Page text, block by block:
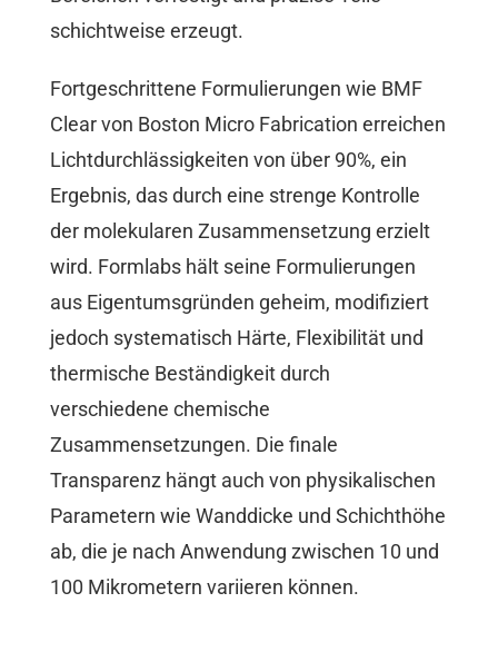
schichtweise erzeugt.
Fortgeschrittene Formulierungen wie BMF
Clear von Boston Micro Fabrication erreichen
Lichtdurchlässigkeiten von über 90%, ein
Ergebnis, das durch eine strenge Kontrolle
der molekularen Zusammensetzung erzielt
wird. Formlabs hält seine Formulierungen
aus Eigentumsgründen geheim, modifiziert
jedoch systematisch Härte, Flexibilität und
thermische Beständigkeit durch
verschiedene chemische
Zusammensetzungen. Die finale
Transparenz hängt auch von physikalischen
Parametern wie Wanddicke und Schichthöhe
ab, die je nach Anwendung zwischen 10 und
100 Mikrometern variieren können.